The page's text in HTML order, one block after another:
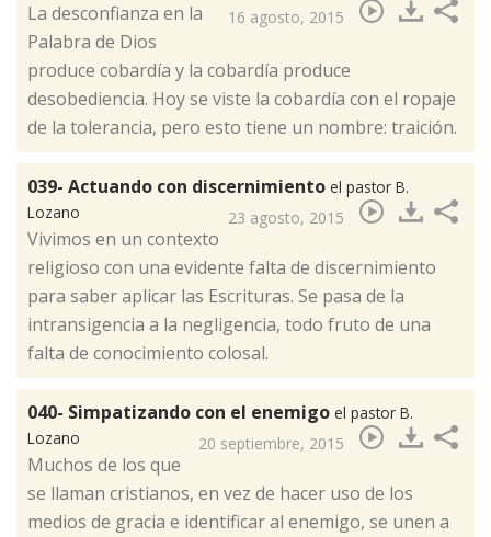
16 agosto, 2015
​La desconfianza en la
Palabra de Dios
produce cobardía y la cobardía produce
desobediencia. Hoy se viste la cobardía con el ropaje
de la tolerancia, pero esto tiene un nombre: traición.
039- Actuando con discernimiento el pastor B.
Lozano
23 agosto, 2015
​Vivimos en un contexto
religioso con una evidente falta de discernimiento
para saber aplicar las Escrituras. Se pasa de la
intransigencia a la negligencia, todo fruto de una
falta de conocimiento colosal.
040- Simpatizando con el enemigo el pastor B.
Lozano
20 septiembre, 2015
​Muchos de los que
se llaman cristianos, en vez de hacer uso de los
medios de gracia e identificar al enemigo, se unen a